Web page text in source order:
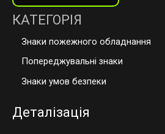
КАТЕГОРІЯ
Знаки пожежного обладнання
Попереджувальні знаки
Знаки умов безпеки
Деталізація